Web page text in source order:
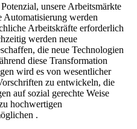
unsere Arbeitsmärkte
Automatisierung werden
Arbeitskräfte erforderlich
werden neue
die neue Technologien
diese Transformation
wird es von wesentlicher
zu entwickeln, die
auf sozial gerechte Weise
hochwertigen
.